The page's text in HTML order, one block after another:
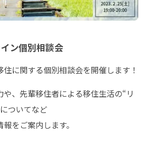
ン個別相談会
住に関する個別相談会を開催します！
や、先輩移住者による移住生活の“リ
ついてなど
をご案内します。